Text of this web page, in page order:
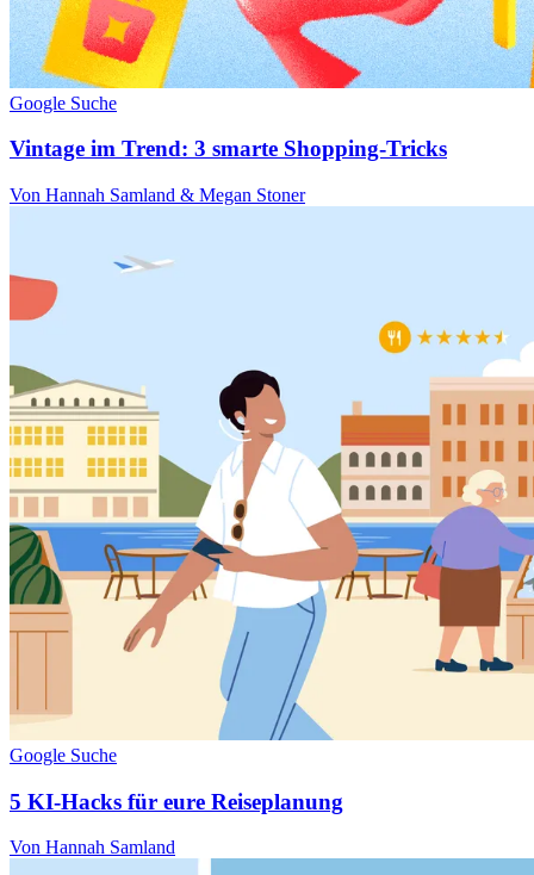
Google Suche
Vintage im Trend: 3 smarte Shopping-Tricks
Von Hannah Samland & Megan Stoner
Google Suche
5 KI-Hacks für eure Reiseplanung
Von Hannah Samland